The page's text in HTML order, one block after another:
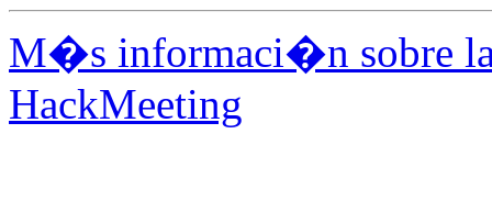
M�s informaci�n sobre
HackMeeting